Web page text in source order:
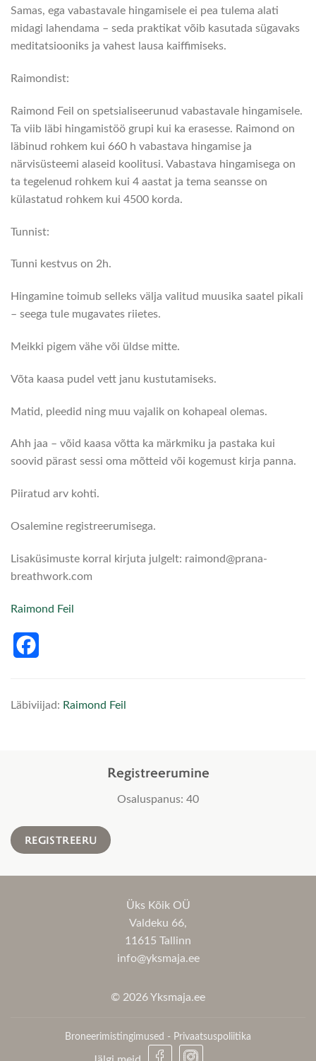
Samas, ega vabastavale hingamisele ei pea tulema alati
midagi lahendama – seda praktikat võib kasutada sügavaks
meditatsiooniks ja vahest lausa kaiffimiseks.
Raimondist:
Raimond Feil on spetsialiseerunud vabastavale hingamisele.
Ta viib läbi hingamistöö grupi kui ka erasesse. Raimond on
läbinud rohkem kui 660 h vabastava hingamise ja
närvisüsteemi alaseid koolitusi. Vabastava hingamisega on
ta tegelenud rohkem kui 4 aastat ja tema seansse on
külastatud rohkem kui 4500 korda.
Tunnist:
Tunni kestvus on 2h.
Hingamine toimub selleks välja valitud muusika saatel pikali
– seega tule mugavates riietes.
Meikki pigem vähe või üldse mitte.
Võta kaasa pudel vett janu kustutamiseks.
Matid, pleedid ning muu vajalik on kohapeal olemas.
Ahh jaa – võid kaasa võtta ka märkmiku ja pastaka kui
soovid pärast sessi oma mõtteid või kogemust kirja panna.
Piiratud arv kohti.
Osalemine registreerumisega.
Lisaküsimuste korral kirjuta julgelt: raimond@prana-
breathwork.com
Raimond Feil
Läbiviijad: Raimond Feil
Registreerumine
Osaluspanus: 40
REGISTREERU
Üks Kõik OÜ
Valdeku 66,
11615 Tallinn
info@yksmaja.ee
© 2026 Yksmaja.ee
Broneerimistingimused - Privaatsuspoliitika